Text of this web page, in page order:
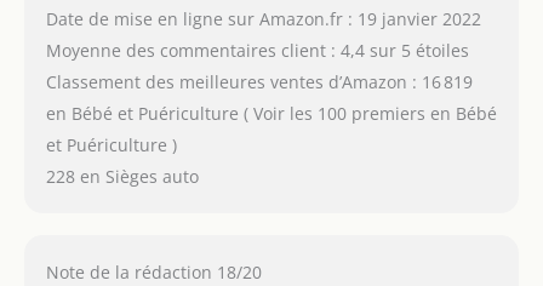
Date de mise en ligne sur Amazon.fr : 19 janvier 2022
Moyenne des commentaires client : 4,4 sur 5 étoiles
Classement des meilleures ventes d’Amazon : 16 819
en Bébé et Puériculture ( Voir les 100 premiers en Bébé
et Puériculture )
228 en Sièges auto
Note de la rédaction 18/20